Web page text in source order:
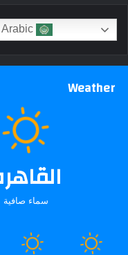
Weather
سماء صافية